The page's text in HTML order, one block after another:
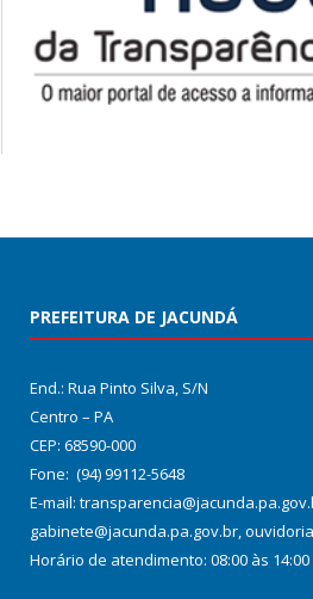
PREFEITURA DE JACUNDÁ
End.: Rua Pinto Silva, S/N
Centro – PA
CEP: 68590-000
Fone: (94) 99112-5648
E-mail:
gabinete@jacunda.pa.gov.br,
Horário de atendimento: 08:00 às 14:00